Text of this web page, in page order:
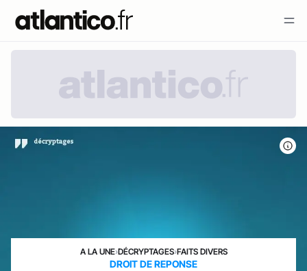
A LA UNE›DÉCRYPTAGES›FAITS DIVERS
DROIT DE REPONSE